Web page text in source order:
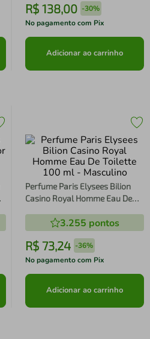
R$ 138,00 -30%
No pagamento com Pix
Adicionar ao carrinho
Perfume Paris Elysees Bilion
Casino Royal Homme Eau De
3.255 pontos
R$ 73,24 -36%
No pagamento com Pix
Adicionar ao carrinho